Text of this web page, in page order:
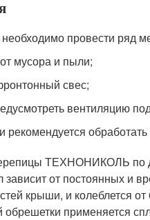
провести ряд
мусора и пыли;
свес;
вентиляцию
рекомендуется
ТЕХНОНИКОЛЬ по
зависит от постоянных и
крыши, и колеблется
обрешетки применяется